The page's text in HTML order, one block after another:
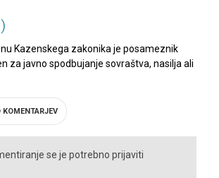
Kazenskega zakonika je posameznik
za javno spodbujanje sovraštva, nasilja ali